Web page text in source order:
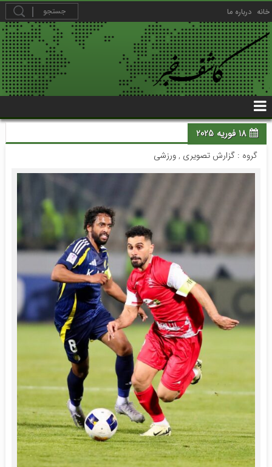
خانه درباره ما
18 فوریه 2025
گروه :گزارش تصویری ,ورزشی